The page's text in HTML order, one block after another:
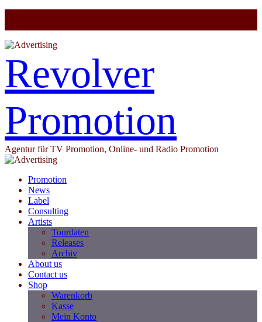
Revolver
Promotion
Agentur für TV Promotion, Online- und Radio Promotion
Promotion
News
Label
Consulting
Artists
Tourdaten
Releases
Archiv
About us
Contact us
Shop
Warenkorb
Kasse
Mein Konto